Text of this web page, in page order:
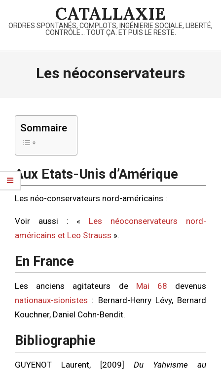
content
CATALLAXIE
ORDRES SPONTANÉS, COMPLOTS, INGÉNIERIE SOCIALE, LIBERTÉ,
CONTRÔLE… TOUT ÇA. ET PUIS LE RESTE.
Primary
Les néoconservateurs
Sommaire
Aux Etats-Unis d’Amérique
Les néo-conservateurs nord-américains :
Voir aussi : « Les néoconservateurs nord-
américains et Leo Strauss ».
En France
Les anciens agitateurs de Mai 68 devenus
nationaux-sionistes : Bernard-Henry Lévy, Bernard
Kouchner, Daniel Cohn-Bendit.
Bibliographie
GUYENOT Laurent, [2009] Du Yahvisme au